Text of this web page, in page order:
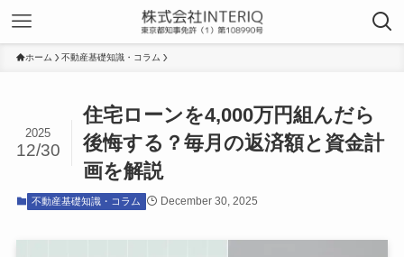
ホーム 不動産基礎知識・コラム
住宅ローンを4,000万円組んだら
後悔する？毎月の返済額と資金計
画を解説
2025
12/30
不動産基礎知識・コラム December 30, 2025